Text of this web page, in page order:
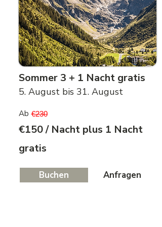
Sommer 3 + 1 Nacht gratis
5. August bis 31. August
Ab €230
€150 / Nacht plus 1 Nacht
gratis
Buchen Anfragen